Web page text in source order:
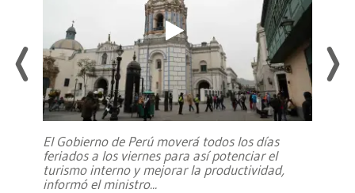
El Gobierno de Perú moverá todos los días
feriados a los viernes para así potenciar el
turismo interno y mejorar la productividad,
informó el ministro...